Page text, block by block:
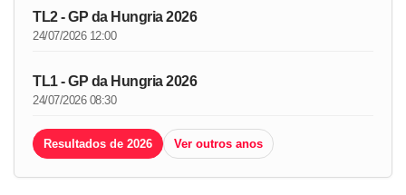
TL2 - GP da Hungria 2026
24/07/2026 12:00
TL1 - GP da Hungria 2026
24/07/2026 08:30
Resultados de 2026 Ver outros anos